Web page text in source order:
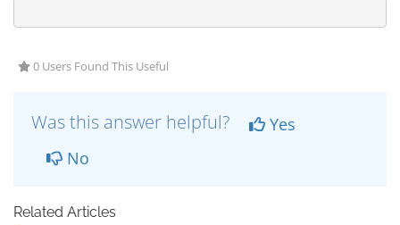
0 Users Found This Useful
Was this answer helpful?
Yes
No
Related Articles